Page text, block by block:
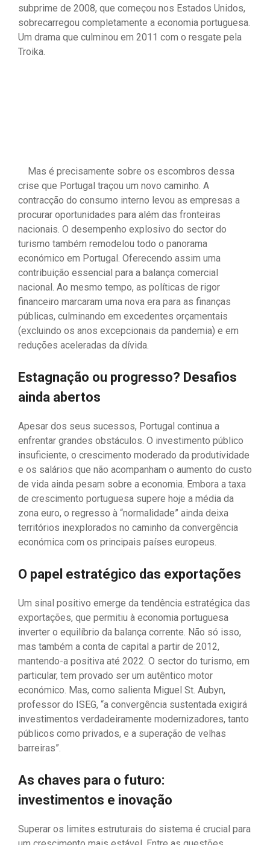
subprime de 2008, que começou nos Estados Unidos,
sobrecarregou completamente a economia portuguesa.
Um drama que culminou em 2011 com o resgate pela
Troika.
Mas é precisamente sobre os escombros dessa
crise que Portugal traçou um novo caminho. A
contracção do consumo interno levou as empresas a
procurar oportunidades para além das fronteiras
nacionais. O desempenho explosivo do sector do
turismo também remodelou todo o panorama
económico em Portugal. Oferecendo assim uma
contribuição essencial para a balança comercial
nacional. Ao mesmo tempo, as políticas de rigor
financeiro marcaram uma nova era para as finanças
públicas, culminando em excedentes orçamentais
(excluindo os anos excepcionais da pandemia) e em
reduções aceleradas da dívida.
Estagnação ou progresso? Desafios
ainda abertos
Apesar dos seus sucessos, Portugal continua a
enfrentar grandes obstáculos. O investimento público
insuficiente, o crescimento moderado da produtividade
e os salários que não acompanham o aumento do custo
de vida ainda pesam sobre a economia. Embora a taxa
de crescimento portuguesa supere hoje a média da
zona euro, o regresso à “normalidade” ainda deixa
territórios inexplorados no caminho da convergência
económica com os principais países europeus.
O papel estratégico das exportações
Um sinal positivo emerge da tendência estratégica das
exportações, que permitiu à economia portuguesa
inverter o equilíbrio da balança corrente. Não só isso,
mas também a conta de capital a partir de 2012,
mantendo-a positiva até 2022. O sector do turismo, em
particular, tem provado ser um autêntico motor
económico. Mas, como salienta Miguel St. Aubyn,
professor do ISEG, “a convergência sustentada exigirá
investimentos verdadeiramente modernizadores, tanto
públicos como privados, e a superação de velhas
barreiras”.
As chaves para o futuro:
investimentos e inovação
Superar os limites estruturais do sistema é crucial para